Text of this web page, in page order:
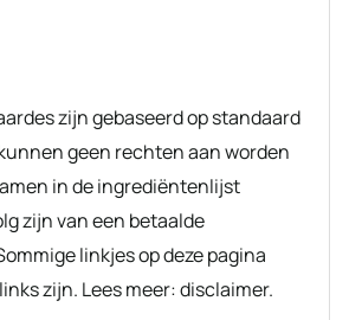
geen rechten aan worden
in de ingrediëntenlijst
zijn van een betaalde
linkjes op deze pagina
zijn. Lees meer: disclaimer.